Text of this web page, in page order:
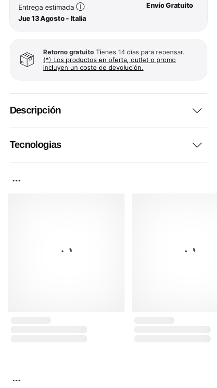
Entrega estimada ⓘ
Jue 13 Agosto - Italia
Envío Gratuito
Retorno gratuito Tienes 14 días para repensar.
(*) Los productos en oferta, outlet o promo
incluyen un coste de devolución.
Descripción
Tecnologias
...
...